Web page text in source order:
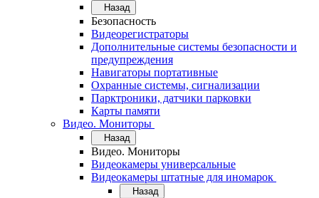
Назад
Безопасность
Видеорегистраторы
Дополнительные системы безопасности и
предупреждения
Навигаторы портативные
Охранные системы, сигнализации
Парктроники, датчики парковки
Карты памяти
Видео. Мониторы
Назад
Видео. Мониторы
Видеокамеры универсальные
Видеокамеры штатные для иномарок
Назад